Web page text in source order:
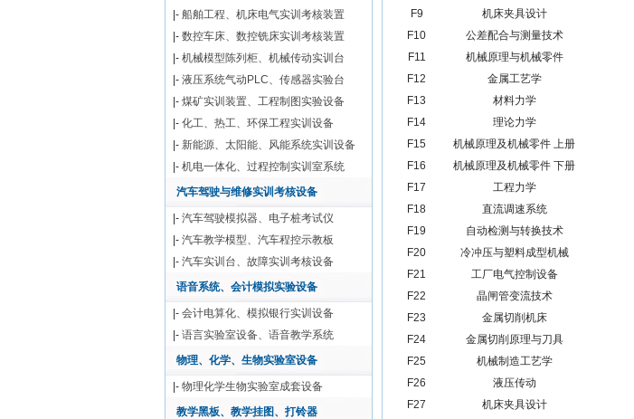
F9
机床夹具设计
F10
公差配合与测量技术
F11
机械原理与机械零件
F12
金属工艺学
F13
材料力学
F14
理论力学
F15
机械原理及机械零件 上册
F16
机械原理及机械零件 下册
F17
工程力学
F18
直流调速系统
F19
自动检测与转换技术
F20
冷冲压与塑料成型机械
F21
工厂电气控制设备
F22
晶闸管变流技术
F23
金属切削机床
F24
金属切削原理与刀具
F25
机械制造工艺学
F26
液压传动
F27
机床夹具设计
|- 船舶工程、机床电气实训考核装置
|- 数控车床、数控铣床实训考核装置
|- 机械模型陈列柜、机械传动实训台
|- 液压系统气动PLC、传感器实验台
|- 煤矿实训装置、工程制图实验设备
|- 化工、热工、环保工程实训设备
|- 新能源、太阳能、风能系统实训设备
|- 机电一体化、过程控制实训室系统
汽车驾驶与维修实训考核设备
|- 汽车驾驶模拟器、电子桩考试仪
|- 汽车教学模型、汽车程控示教板
|- 汽车实训台、故障实训考核设备
语音系统、会计模拟实验设备
|- 会计电算化、模拟银行实训设备
|- 语言实验室设备、语音教学系统
物理、化学、生物实验室设备
|- 物理化学生物实验室成套设备
教学黑板、教学挂图、打铃器